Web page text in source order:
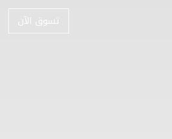
تسوق الآن